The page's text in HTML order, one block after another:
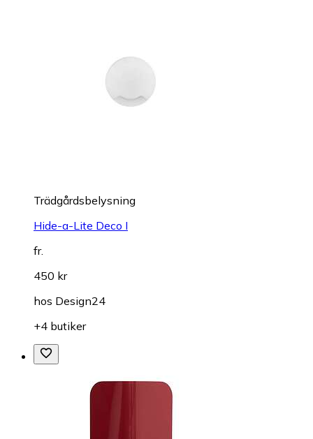
Trädgårdsbelysning
Hide-a-Lite Deco I
fr.
450 kr
hos Design24
+4 butiker